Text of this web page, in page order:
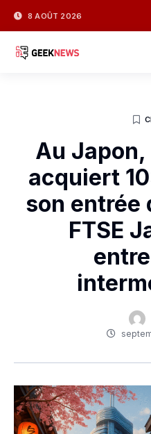
8 AOÛT 2026
Au
acquiert
son entrée
FTSE